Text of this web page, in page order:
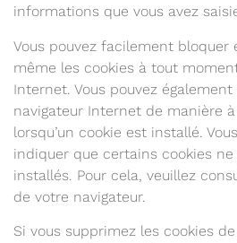
informations que vous avez
Vous pouvez facilement bloquer
même les cookies à tout
Internet. Vous pouvez
navigateur Internet de manière
lorsqu’un cookie est installé.
indiquer que certains cookies
installés. Pour cela, veuillez
de votre navigateur.
Si vous supprimez les cookies